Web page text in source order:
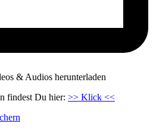
& Audios herunterladen
findest Du hier: >> Klick <<